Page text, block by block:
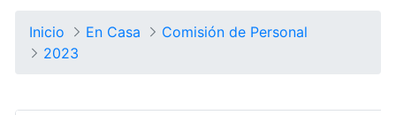
Inicio En Casa
Comisión de Personal
2023